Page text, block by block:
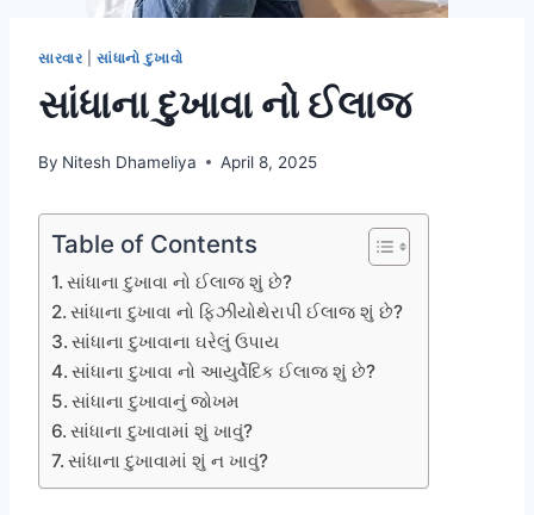
સારવાર |સાંધાનો દુખાવો
સાંધાના દુખાવા નો ઈલાજ
By Nitesh Dhameliya April 8, 2025
Table of Contents
સાંધાના દુખાવા નો ઈલાજ શું છે?
સાંધાના દુખાવા નો ફિઝીયોથેરાપી ઈલાજ શું છે?
સાંધાના દુખાવાના ઘરેલું ઉપાય
સાંધાના દુખાવા નો આયુર્વેદિક ઈલાજ શું છે?
સાંધાના દુખાવાનું જોખમ
સાંધાના દુખાવામાં શું ખાવું?
સાંધાના દુખાવામાં શું ન ખાવું?